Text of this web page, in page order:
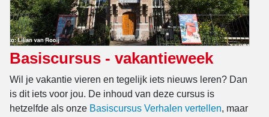
Basiscursus - vakantieweek
Wil je vakantie vieren en tegelijk iets nieuws leren? Dan
is dit iets voor jou. De inhoud van deze cursus is
hetzelfde als onze Basiscursus Verhalen vertellen, maar